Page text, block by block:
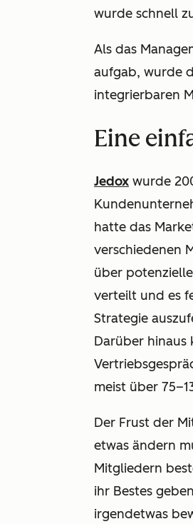
wurde schnell
Als das
aufgab, wurde
integrierbaren
Eine
Jedox wurde
hatte das
verschiedenen
über
verteilt und es
Strategie
Darüber hinaus
meist über
Der Frust der
etwas ändern
Mitgliedern
ihr Bestes
irgendetwas